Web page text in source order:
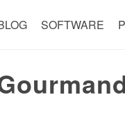
SOFTWARE